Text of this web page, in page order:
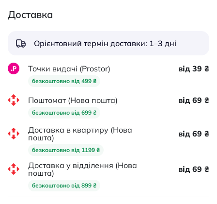
Доставка
Орієнтовний термін доставки: 1–3 дні
Точки видачі (Prostor)
безкоштовно від 499 ₴
від 39 ₴
Поштомат (Нова пошта)
безкоштовно від 699 ₴
від 69 ₴
Доставка в квартиру (Нова
пошта)
безкоштовно від 1199 ₴
від 69 ₴
Доставка у відділення (Нова
пошта)
безкоштовно від 899 ₴
від 69 ₴